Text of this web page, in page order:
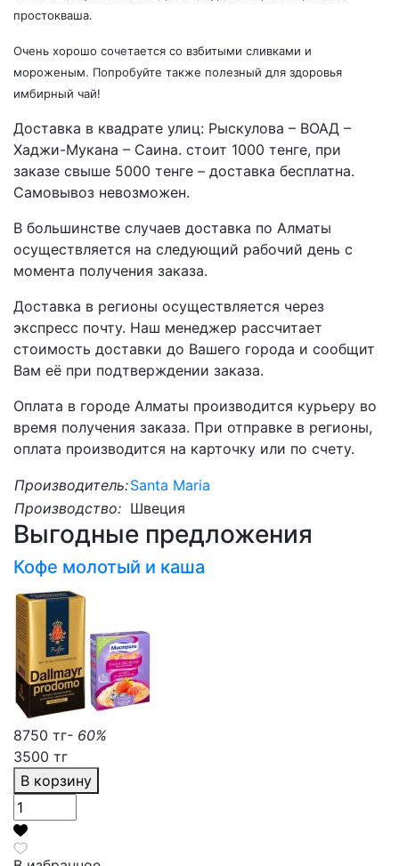
простокваша.
Очень хорошо сочетается со взбитыми сливками и
мороженым. Попробуйте также полезный для здоровья
имбирный чай!
Доставка в квадрате улиц: Рыскулова – ВОАД –
Хаджи-Мукана – Саина. стоит 1000 тенге, при
заказе свыше 5000 тенге – доставка бесплатна.
Самовывоз невозможен.
В большинстве случаев доставка по Алматы
осуществляется на следующий рабочий день с
момента получения заказа.
Доставка в регионы осуществляется через
экспресс почту. Наш менеджер рассчитает
стоимость доставки до Вашего города и сообщит
Вам её при подтверждении заказа.
Оплата в городе Алматы производится курьеру во
время получения заказа. При отправке в регионы,
оплата производится на карточку или по счету.
Производитель:Santa Maria
Производство: Швеция
Выгодные предложения
Кофе молотый и каша
8750 тг- 60%
3500 тг
В корзину